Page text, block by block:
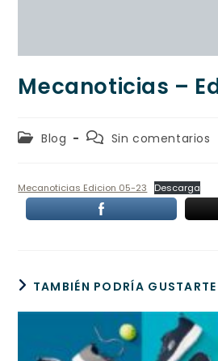
Mecanoticias –
Blog Sin comentarios
Mecanoticias Edicion 05-23 Descarga
TAMBIÉN PODRÍA GUSTARTE